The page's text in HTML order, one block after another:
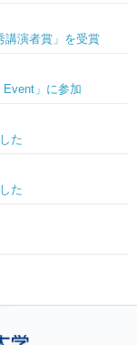
講演者賞」を受賞
」に参加
た
た